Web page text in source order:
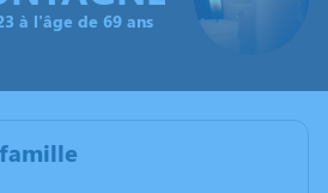
à l'âge de 69 ans